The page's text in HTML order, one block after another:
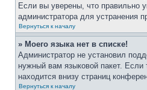
Если вы уверены, что правильно
администратора для устранения
Вернуться к началу
» Моего языка нет в списке!
Администратор не установил
нужный вам языковой пакет.
находится внизу страниц
Вернуться к началу